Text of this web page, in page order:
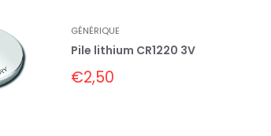
GÉNÉRIQUE
Pile lithium CR1220 3V
Prix
réduit
€2,50